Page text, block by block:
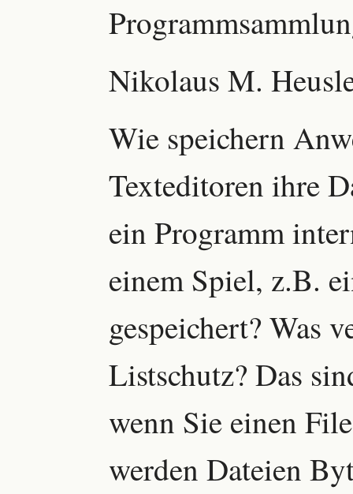
Nikolaus M.
Wie speichern
Texteditoren ihre
ein Programm
einem Spiel, z.B.
gespeichert? Was
Listschutz? Das
wenn Sie einen
werden Dateien